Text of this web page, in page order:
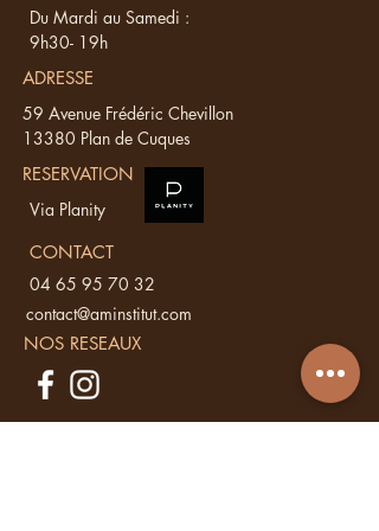
Du Mardi au Samedi :
9h30- 19h
ADRESSE
59 Avenue Frédéric Chevillon
13380 Plan de Cuques
RESERVATION
Via Planity
CONTACT
04 65 95 70 32
contact@aminstitut.com
NOS RESEAUX